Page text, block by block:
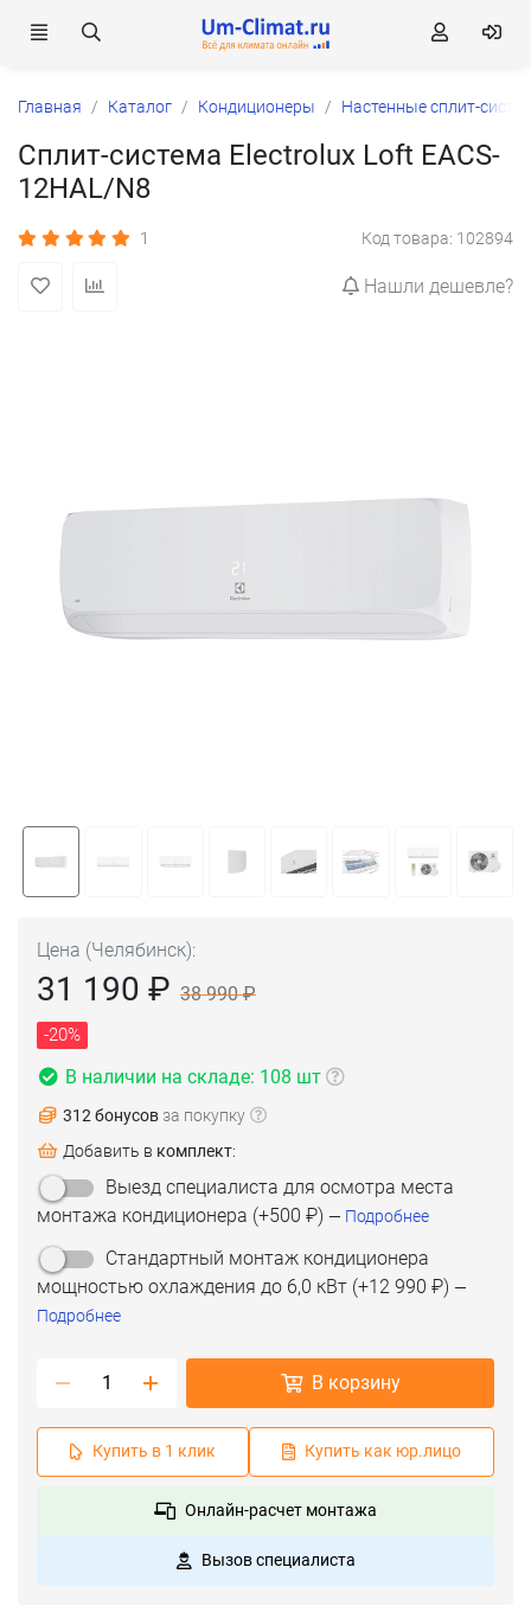
Главная Каталог Кондиционеры Настенные сплит-
Сплит-система Electrolux Loft EACS-
12HAL/N8
1 Код товара: 102894
Нашли дешевле?
Цена (Челябинск):
31 190 ₽ 38 990 ₽
-20%
В наличии на складе: 108 шт
312 бонусов за покупку
Добавить в комплект:
Выезд специалиста для осмотра места
монтажа кондиционера (+500 ₽) — Подробнее
Стандартный монтаж кондиционера
мощностью охлаждения до 6,0 кВт (+12 990 ₽) —
Подробнее
В корзину
Купить в 1 клик Купить как юр.лицо
Онлайн-расчет монтажа
Вызов специалиста